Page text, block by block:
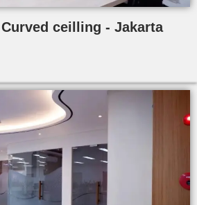
ceilling - Jakarta